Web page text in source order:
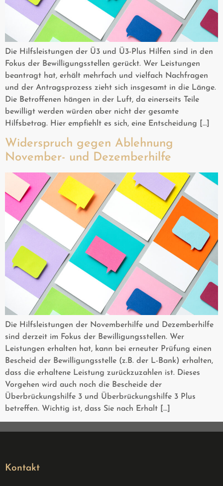
Die Hilfsleistungen der Ü3 und Ü3-Plus Hilfen sind in den
Fokus der Bewilligungsstellen gerückt. Wer Leistungen
beantragt hat, erhält mehrfach und vielfach Nachfragen
und der Antragsprozess zieht sich insgesamt in die Länge.
Die Betroffenen hängen in der Luft, da einerseits Teile
bewilligt werden würden aber nicht der gesamte
Hilfsbetrag. Hier empfiehlt es sich, eine Entscheidung […]
Widerspruch gegen Ablehnung
November- und Dezemberhilfe
Die Hilfsleistungen der Novemberhilfe und Dezemberhilfe
sind derzeit im Fokus der Bewilligungsstellen. Wer
Leistungen erhalten hat, kann bei erneuter Prüfung einen
Bescheid der Bewilligungsstelle (z.B. der L-Bank) erhalten,
dass die erhaltene Leistung zurückzuzahlen ist. Dieses
Vorgehen wird auch noch die Bescheide der
Überbrückungshilfe 3 und Überbrückungshilfe 3 Plus
betreffen. Wichtig ist, dass Sie nach Erhalt […]
Kontakt